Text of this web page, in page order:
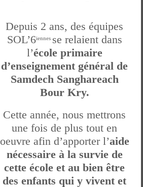
Depuis 2 ans, des équipes
SOL’6iennes se relaient dans
l’école primaire
d’enseignement général de
Samdech Sanghareach
Bour Kry.
Cette année, nous mettrons
une fois de plus tout en
oeuvre afin d’apporter l’aide
nécessaire à la survie de
cette école et au bien être
des enfants qui y vivent et